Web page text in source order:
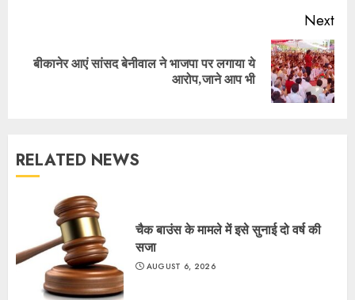
Next
Next
बीकानेर आएं सांसद बेनीवाल ने भाजपा पर लगाया ये
आरोप,जाने आप भी
RELATED NEWS
चैक बाउंस के मामले में इसे सुनाई दो वर्ष की
सजा
AUGUST 6, 2026